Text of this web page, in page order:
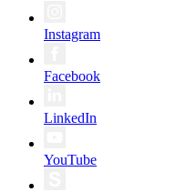
Instagram
Facebook
LinkedIn
YouTube